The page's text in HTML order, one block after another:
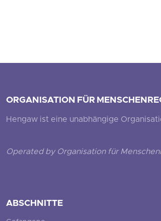
ORGANISATION FÜR
Hengaw ist eine unabhängige
Operated by Organisation für
ABSCHNITTE